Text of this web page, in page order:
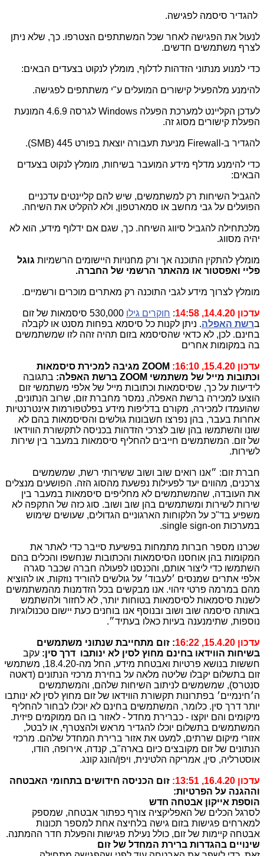
להגדיר סיסמה לפגישה.
לנעול את הפגישה לאחר שכל המשתתפים הצטרפו. כך, שלא ניתן
לצרף משתמשים חדשים.
כדי למנוע מנתוני הזדהות לדלוף, מומלץ לנקוט בצעדים הבאים:
להימנע מלהפעיל קישורים המועלים ע"י משתתפים לפגישה.
לעדכן הקליינט למערכת הפעלה Windows לגרסה 4.6.9 המונעת
הפעלת קישורים מסוג זה.
להגדיר בFirewall- מניעת תעבורה יוצאת בפורט 445 ( SMB
).
כדי להימנע מדלף מידע המועבר בשיחות, מומלץ לנקוט בצעדים
הבאים:
להגביל השיחות רק למשתמשים, שיש להם קליינטים עדכניים
הפועלים על גבי מחשב או סמארטפון, ולא להקליט את השיחה.
מלכתחילה להגביל סיווג השיחה. כך, שגם אם ידלוף מידע, הוא לא
יהיה מסווג.
מומלץ להתקין התוכנה אך ורק מחנויות היישומים הרשמיות גוגל
פליי ואפסטור או מהאתר הרשמי של החברה.
מומלץ לצרוך מידע לגבי התוכנה רק מאתרים מוכרים ורשמיים.
עדכון 14.4.20, 14:58 : חוקרים גילו
530,000 סיסמאות של זום
ברשת האפלה. ניתן לקנות כל סיסמא בפחות מסנט או לקבלה
בחינם. לכן, לא כדאי שהסיסמא בזום תהיה זהה לזו שמשתמשים
בה במקומות אחרים
עדכון 15.4.20, 16:10: ZOOM מגיבה למכירת סיסמאות
וכתובות מייל של משתמשי ZOOM ברשת האפלה: בתגובה
לידיעות על כך, שסיסמאות וכתובות מייל של אלפי משתמשי זום
הוצעו למכירה ברשת האפלה, נמסר מחברת זום, שרוב הנתונים,
שהועמדו למכירה, מקורם בדליפות מידע בפלטפורמות אינטרנטיות
אחרות בעבר, בהן נפרצו חשבונות גולשים והסיסמאות בהם לא
שונו והשתמשו בהן שוב לצרכי הזדהות בכניסה לתקשורת הווידאו
של זום. המשתמשים חייבים להחליף סיסמאות במעבר בין שירות
לשירות.
חברת זום: ״אנו רואים שוב ושוב ששירותי רשת, שמשמשים
צרכנים, מהווים יעד לפעילות נפשעת מהסוג הזה. הפושעים מנצלים
את העובדה, שהמשתמשים לא מחליפים סיסמאות במעבר בין
שירות לשירות ומשתמשים בהן שוב ושוב. סוג כזה של התקפה לא
משפיע בד"כ על הלקוחות הארגוניים הגדולים, שעושים שימוש
במערכות single sign-on
.
שכרנו מספר חברות מתמחות בפשיעת סייבר כדי לאתר את
המקומות בהן אוחסנו הסיסמאות והכתובות שנחשפו והכלים בהם
השתמשו כדי ליצור אותם, והכנסנו לפעולה חברה שכבר סגרה
אלפי אתרים שמנסים ׳לעבוד׳ על גולשים להוריד נוזקות, או להוציא
מהם במרמה פרטי זיהוי. אנו מבקשים בכל הזדמנות מהמשתמשים
לשנות סיסמאות לסיסמאות בטוחות יותר, לא לחזור ולהשתמש
באותה סיסמה שוב ושוב ובנוסף אנו בוחנים כעת יישום טכנולוגיות
נוספות, שתימנענה בעיות כאלו בעתיד״.
עדכון 15.4.20, 16:22 : זום מתחייבת שנתוני משתמשים
בשיחות הווידאו בחינם מחוץ לסין לא ינותבו דרך סין: עקב
חששות בנושא פרטיות ואבטחת מידע, החל מה-18.4.20, משתמשי
זום בתשלום יקבלו שליטה מלאה על בחירת מרכזי הנתונים (דאטה
סנטרס), שמשמשים לניתוב השיחות שלהם, והמשתמשים
ה׳חינמיים׳ בפתרונות תקשורת הווידאו של זום מחוץ לסין לא ינותבו
יותר דרך סין. כלומר, המשתמשים בחינם לא יוכלו לבחור להחליף
מיקומים והם יוקצו - כברירת מחדל - לאזור בו הם ממוקמים פיזית.
המשתמשים בתשלום יוכלו להגדיר מראש ולהצטרף, או לבטל,
אזורי מיקום שרתים, למעט את אזור ברירת המחדל שלהם. מרכזי
הנתונים של זום מקובצים כיום בארה"ב, קנדה, אירופה, הודו,
אוסטרליה, סין, אמריקה הלטינית, ויפן/הונג קונג.
עדכון 16.4.20, 13:51:
זום הכניסה חידושים בתחומי האבטחה
וההגנה על הפרטיות:
הוספת אייקון אבטחה חדש
לסרגל הכלים של האפליקציה צורף כפתור אבטחה, שמספק
למארחים פגישות בזום גישה בלחיצה אחת למספר תכונות
אבטחה קיימות של זום, כולל נעילת פגישות והפעלת חדר ההמתנה.
שינויים בהגדרות ברירת המחדל של זום